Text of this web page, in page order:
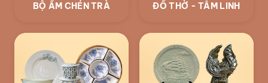
BỘ ẤM CHÉN TRÀ ĐỒ THỜ - TÂM LINH